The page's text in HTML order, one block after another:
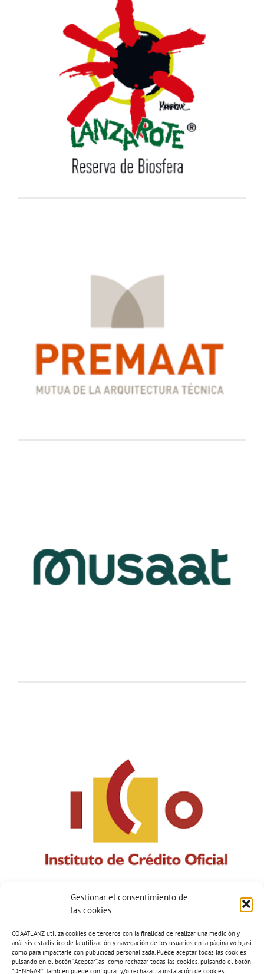
Gestionar el consentimiento de
las cookies
COAATLANZ utiliza cookies de terceros con la finalidad de realizar una medición y
análisis estadístico de la utilización y navegación de los usuarios en la página web, así
como para impactarle con publicidad personalizada. Puede aceptar todas las cookies
pulsando en el botón “Aceptar”,así como rechazar todas las cookies, pulsando el botón
“DENEGAR”. También puede configurar y/o rechazar la instalación de cookies